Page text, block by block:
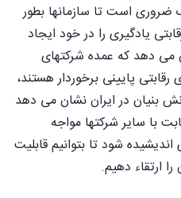
است تا سازمانها بطور
یادگیری را در خود ایجاد
می دهد که عمده شرکتهای
پایینی برخوردار هستند،
بنیان در ایران نشان می دهد
با سایر شرکتها مواجه
شود تا بتوانیم قابلیت
ارتقاء دهیم.